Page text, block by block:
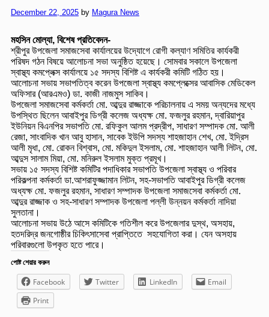
মহসিন মোল্যা,বিশেষ প্রতিবেদন-
শ্রীপুর উপজেলা সমাজসেবা কার্যালয়ের উদ্যোগে রোগী কল্যাণ সমিতির কার্যকরী
পরিষদ গঠন বিষয়ে আলোচনা সভা অনুষ্ঠিত হয়েছে। সোমবার সকালে উপজেলা
স্বাস্থ্য কমপ্লেক্স কার্যালয়ে ১৫ সদস্য বিশিষ্ট এ কার্যকরী কমিটি গঠিত হয়।
আলোচনা সভায় সভাপতিত্ব করেন উপজেলা স্বাস্থ্য কমপ্লেক্সের আবাসিক মেডিকেল
অফিসার (আরএমও) ডা. কাজী নাজমুস সাকিব।
উপজেলা সমাজসেবা কর্মকর্তা মো. আব্দুর রাজ্জাকে পরিচালনায় এ সময় অন্যদের মধ্যে
উপস্থিত ছিলেন আবাইপুর ডিগ্রী কলেজ অধ্যক্ষ মো. ফজলুর রহমান, দ্বারিয়াপুর
ইউনিয়ন বিএনপির সভাপতি মো. রফিকুল আলম প্রদ্রীপ, সাধারণ সম্পাদক মো. আলী
রেজা, সাংবাদিক খান আবু হাসান, সাবেক ইউপি সদস্য শাহজাহান শেখ, মো. ইদ্রিস
আলী মৃধা, মো. রোকন বিশ্বাস, মো. মকিদুল ইসলাম, মো. শাহজাহান আলী লিটন, মো.
আব্দুস সালাম মিয়া, মো. মনিরুল ইসলাম মুক্ত প্রমূখ।
সভায় ১৫ সদস্য বিশিষ্ট কমিটির পদাধিকার সভাপতি উপজেলা স্বাস্থ্য ও পরিবার
পরিকল্পনা কর্মকর্তা ডা.আশরাফুজ্জামান লিটন, সহ-সভাপতি আবাইপুর ডিগ্রী কলেজ
অধ্যক্ষ মো. ফজলুর রহমান, সাধারণ সম্পাদক উপজেলা সমাজসেবা কর্মকর্তা মো.
আব্দুর রাজ্জাক ও সহ-সাধারণ সম্পাদক উপজেলা পল্লী উন্নয়ন কর্মকর্তা নাদিয়া
সুলতানা।
আলোচনা সভায় উঠে আসে কমিটিকে গতিশীল করে উপজেলার দুস্থ, অসহায়,
হতদরিদ্র জনগোষ্ঠীর চিকিৎসাসেবা প্রাপ্তিতে সহযোগিতা করা। যেন অসহায়
পোষ্ট শেয়ার করুন
Facebook Twitter LinkedIn
Email
Print